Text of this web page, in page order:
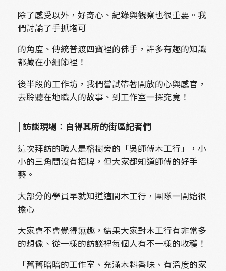
除了感受以外，好奇心、紀錄與觀察也很重要。我
們討論了手抓塔可
的角度、傳統普渡四寶裡的佛手，許多有趣的知識
都藏在小細節裡！
後半段的工作坊，我們嘗試帶著開放的心與感官，
去聆聽在地職人的故事、到工作室一探究竟！
| 訪談現場：自得其所的街區記者們
這次拜訪的職人是榕樹旁的「吳師傅木工行」，小
小的三角間沒有招牌，但大家都知道師傅的好手
藝。
大部分的學員早就知道這間木工行，團隊一開始很
擔心
大家會不會覺得無趣，結果大家對木工行有非常多
的想像、從一樣的訪談裡每個人有不一樣的收穫！
「舊舊暗暗的工作室、充滿木料香味、有溫度的家